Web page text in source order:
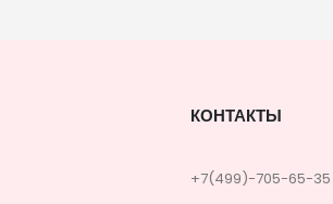
КОНТАКТЫ
+7(499)-705-65-35